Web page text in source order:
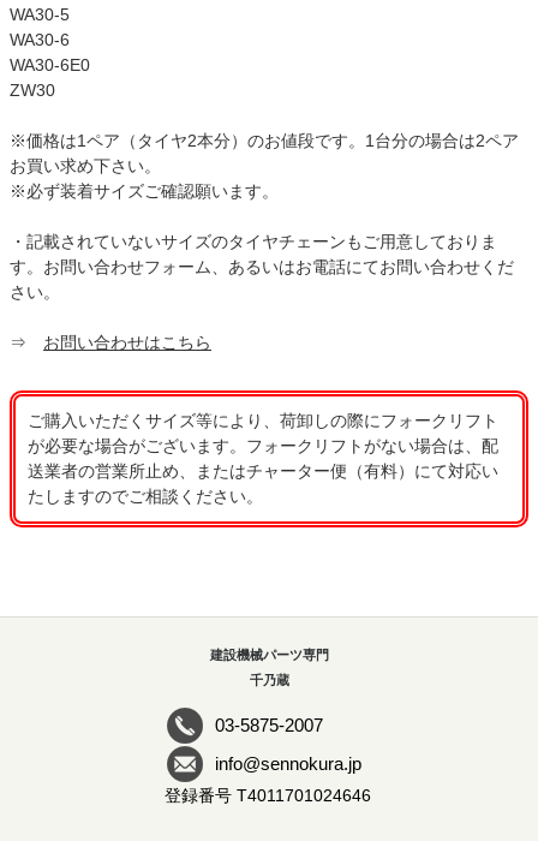
WA30-5
WA30-6
WA30-6E0
ZW30
※価格は1ペア（タイヤ2本分）のお値段です。1台分の場合は2ペア
お買い求め下さい。
※必ず装着サイズご確認願います。
・記載されていないサイズのタイヤチェーンもご用意しておりま
す。お問い合わせフォーム、あるいはお電話にてお問い合わせくだ
さい。
⇒ お問い合わせはこちら
ご購入いただくサイズ等により、荷卸しの際にフォークリフト
が必要な場合がございます。フォークリフトがない場合は、配
送業者の営業所止め、またはチャーター便（有料）にて対応い
たしますのでご相談ください。
建設機械パーツ専門
千乃蔵
03-5875-2007
info@sennokura.jp
登録番号 T4011701024646